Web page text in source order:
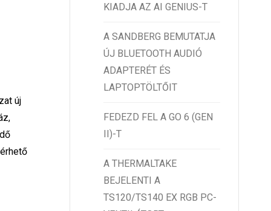
új
KIADJA AZ AI GENIUS-T
A SANDBERG BEMUTATJA
ÚJ BLUETOOTH AUDIÓ
ADAPTERÉT ÉS
LAPTOPTÖLTŐIT
FEDEZD FEL A GO 6 (GEN
II)-T
A THERMALTAKE
BEJELENTI A
TS120/TS140 EX RGB PC-